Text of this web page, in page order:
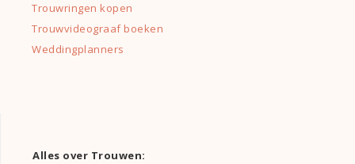
Trouwringen kopen
Trouwvideograaf boeken
Weddingplanners
Alles over Trouwen: